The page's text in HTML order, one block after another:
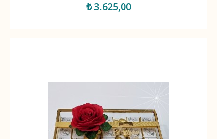
₺ 3.625,00